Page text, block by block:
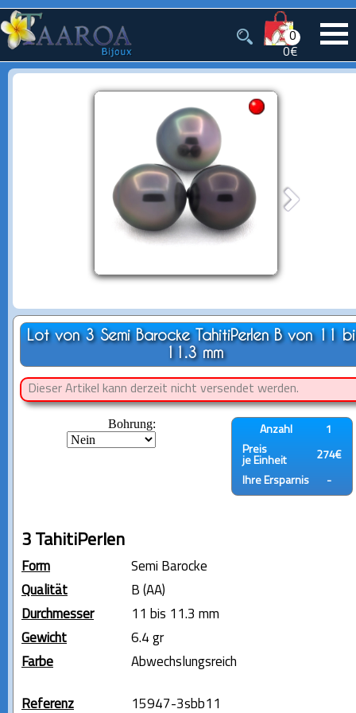
0
0€
Lot von 3 Semi Barocke TahitiPerlen B von 11
11.3 mm
Dieser Artikel kann derzeit nicht versendet werden.
Bohrung: Anzahl
1
Preis
je Einheit
274€
Ihre Ersparnis -
3 TahitiPerlen
Form
Semi Barocke
Qualität
B (AA)
Durchmesser
11 bis 11.3 mm
Gewicht
6.4 gr
Farbe
Abwechslungsreich
Referenz 15947-3sbb11